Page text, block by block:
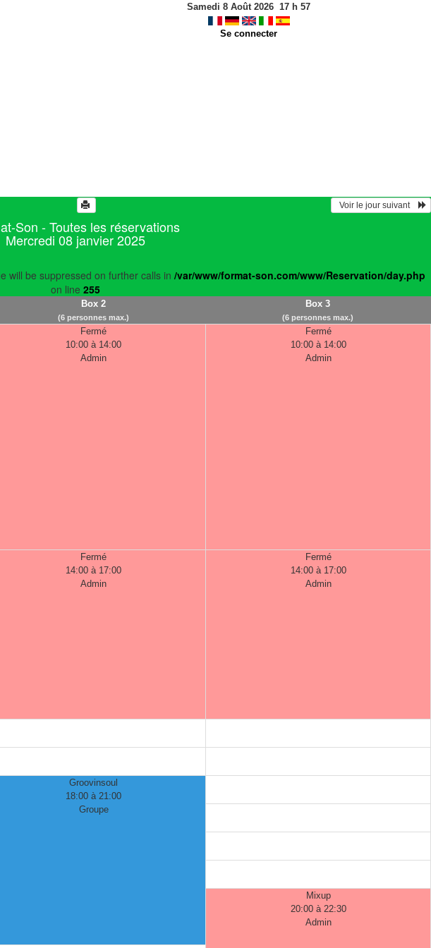
Samedi 8 Août 2026 17 h 57
Se connecter
  Voir le jour suivant
Son - Toutes les réservations
Mercredi 08 janvier 2025
will be suppressed on further calls in /var/www/format-son.com/www/Reservation/day.php
on line 255
Box 2
(6 personnes max.)
Box 3
(6 personnes max.)
Fermé
10:00 à 14:00
Admin
Fermé
10:00 à 14:00
Admin
Fermé
14:00 à 17:00
Admin
Fermé
14:00 à 17:00
Admin
Groovinsoul
18:00 à 21:00
Groupe
Mixup
20:00 à 22:30
Admin